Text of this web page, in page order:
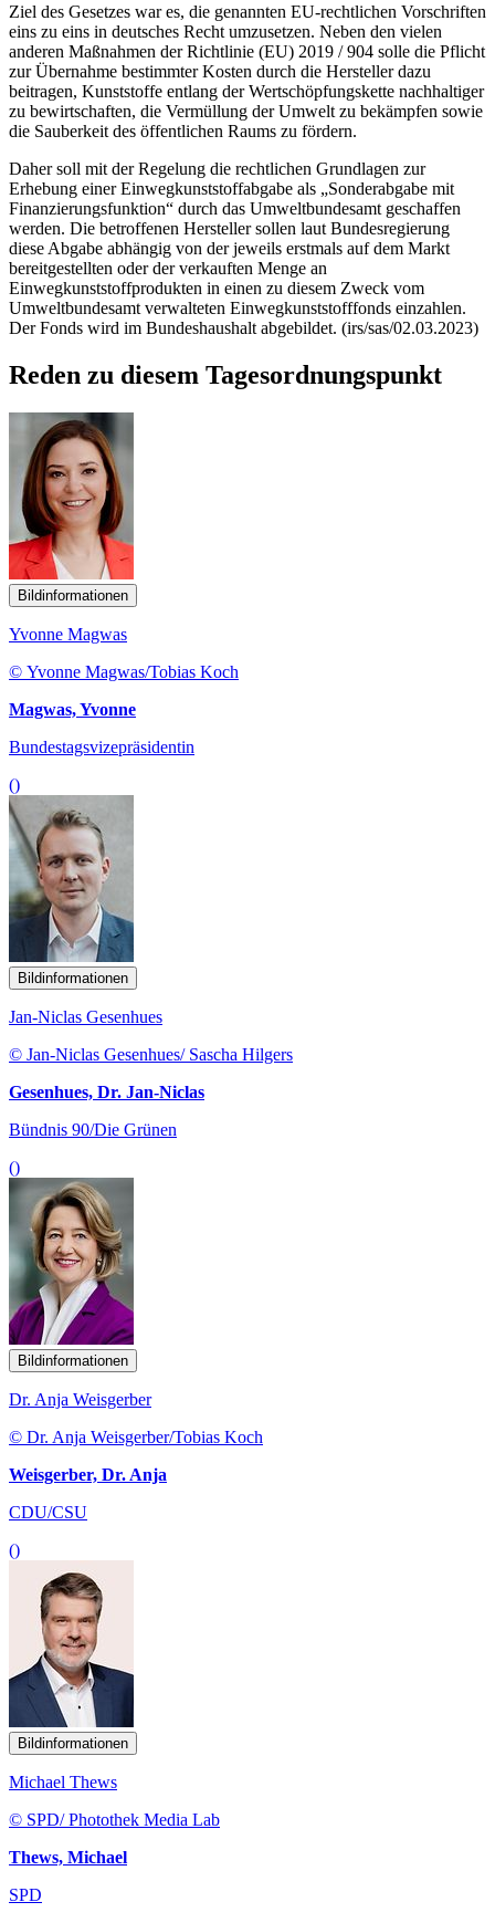
Ziel des Gesetzes war es, die genannten EU-rechtlichen Vorschriften
eins zu eins in deutsches Recht umzusetzen. Neben den vielen
anderen Maßnahmen der Richtlinie (EU) 2019 / 904 solle die Pflicht
zur Übernahme bestimmter Kosten durch die Hersteller dazu
beitragen, Kunststoffe entlang der Wertschöpfungskette nachhaltiger
zu bewirtschaften, die Vermüllung der Umwelt zu bekämpfen sowie
die Sauberkeit des öffentlichen Raums zu fördern.
Daher soll mit der Regelung die rechtlichen Grundlagen zur
Erhebung einer Einwegkunststoffabgabe als „Sonderabgabe mit
Finanzierungsfunktion“ durch das Umweltbundesamt geschaffen
werden. Die betroffenen Hersteller sollen laut Bundesregierung
diese Abgabe abhängig von der jeweils erstmals auf dem Markt
bereitgestellten oder der verkauften Menge an
Einwegkunststoffprodukten in einen zu diesem Zweck vom
Umweltbundesamt verwalteten Einwegkunststofffonds einzahlen.
Der Fonds wird im Bundeshaushalt abgebildet. (irs/sas/02.03.2023)
Reden zu diesem Tagesordnungspunkt
Bildinformationen
Yvonne Magwas
© Yvonne Magwas/Tobias Koch
Magwas, Yvonne
Bundestagsvizepräsidentin
()
Bildinformationen
Jan-Niclas Gesenhues
© Jan-Niclas Gesenhues/ Sascha Hilgers
Gesenhues, Dr. Jan-Niclas
Bündnis 90/Die Grünen
()
Bildinformationen
Dr. Anja Weisgerber
© Dr. Anja Weisgerber/Tobias Koch
Weisgerber, Dr. Anja
CDU/CSU
()
Bildinformationen
Michael Thews
© SPD/ Photothek Media Lab
Thews, Michael
SPD